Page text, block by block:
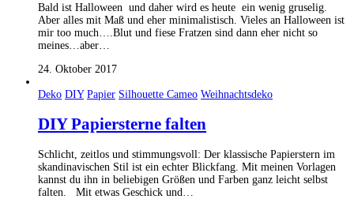
Bald ist Halloween und daher wird es heute ein wenig gruselig.
Aber alles mit Maß und eher minimalistisch. Vieles an Halloween ist
mir too much….Blut und fiese Fratzen sind dann eher nicht so
meines…aber…
24. Oktober 2017
Deko DIY Papier Silhouette Cameo Weihnachtsdeko
DIY Papiersterne falten
Schlicht, zeitlos und stimmungsvoll: Der klassische Papierstern im
skandinavischen Stil ist ein echter Blickfang. Mit meinen Vorlagen
kannst du ihn in beliebigen Größen und Farben ganz leicht selbst
falten. Mit etwas Geschick und…